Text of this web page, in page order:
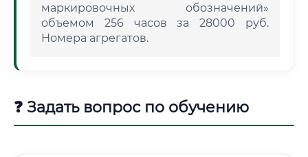
маркировочных обозначений»
объемом 256 часов за 28000 руб.
Номера агрегатов.
❓ Задать вопрос по обучению